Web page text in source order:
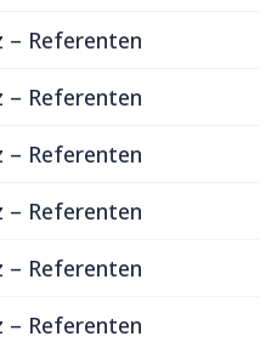
– Referenten
– Referenten
– Referenten
– Referenten
– Referenten
– Referenten